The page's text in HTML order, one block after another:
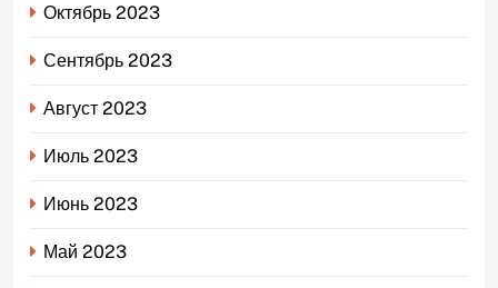
Октябрь 2023
Сентябрь 2023
Август 2023
Июль 2023
Июнь 2023
Май 2023